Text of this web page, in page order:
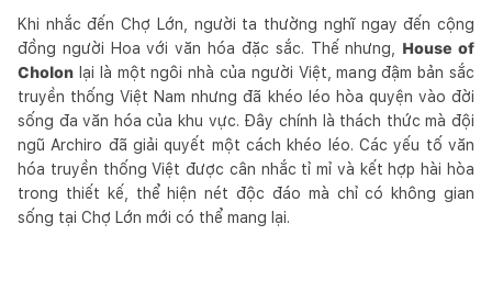
Khi nhắc đến Chợ Lớn, người ta thường nghĩ ngay đến cộng
đồng người Hoa với văn hóa đặc sắc. Thế nhưng, House of
Cholon lại là một ngôi nhà của người Việt, mang đậm bản sắc
truyền thống Việt Nam nhưng đã khéo léo hòa quyện vào đời
sống đa văn hóa của khu vực. Đây chính là thách thức mà đội
ngũ Archiro đã giải quyết một cách khéo léo. Các yếu tố văn
hóa truyền thống Việt được cân nhắc tỉ mỉ và kết hợp hài hòa
trong thiết kế, thể hiện nét độc đáo mà chỉ có không gian
sống tại Chợ Lớn mới có thể mang lại.